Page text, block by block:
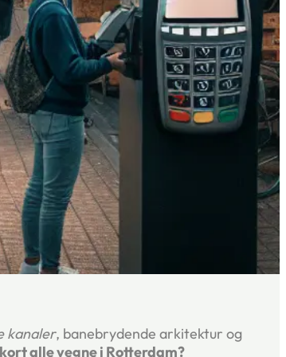
kanaler, banebrydende arkitektur og
alle vegne i Rotterdam?